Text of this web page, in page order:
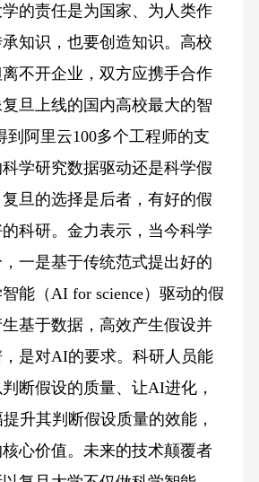
的责任是为国家、为人类作
知识，也要创造知识。高校
不开企业，双方应携手合作
旦上线的国内高校最大的智
到阿里云100多个工程师的支
学研究数据驱动还是科学假
旦的选择是后者，有好的假
科研。金力表示，当今科学
一是基于传统范式提出好的
能（AI for science）驱动的假
基于数据，高效产生假设并
是对AI的要求。科研人员能
断假设的质量、让AI进化，
升其判断假设质量的效能，
心价值。未来的技术颠覆者